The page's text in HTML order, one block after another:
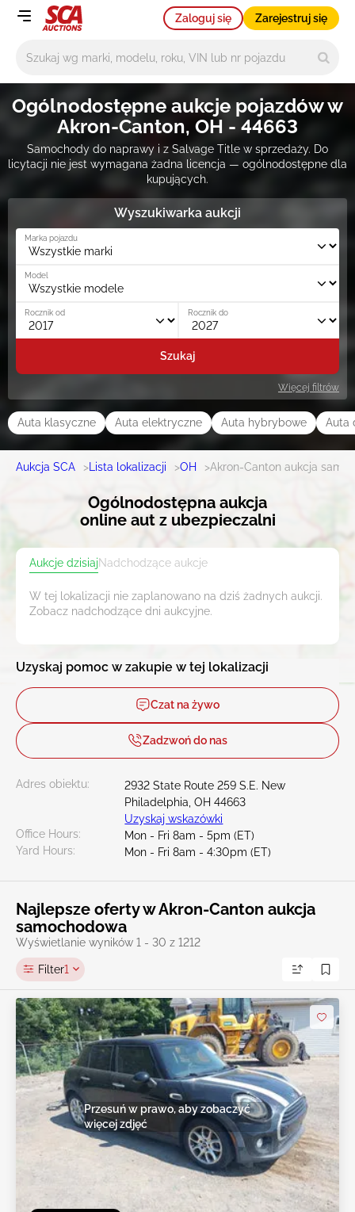
Zaloguj się Zarejestruj się
Ogólnodostępne aukcje pojazdów w
Akron-Canton, OH - 44663
Samochody do naprawy i z Salvage Title w sprzedaży. Do
licytacji nie jest wymagana żadna licencja — ogólnodostępne dla
kupujących.
Wyszukiwarka aukcji
Marka pojazdu
Model
Rocznik od Rocznik do
Szukaj
Więcej filtrów
Auta klasyczne Auta elektryczne Auta hybrybowe Auta
Aukcja SCA > Lista lokalizacji >OH >Akron-Canton aukcja
Ogólnodostępna aukcja
online aut z ubezpieczalni
Uzyskaj pomoc w zakupie w tej lokalizacji
Czat na żywo
Zadzwoń do nas
Adres obiektu:
2932 State Route 259 S.E. New
Philadelphia, OH 44663
Uzyskaj wskazówki
Office Hours:
Mon - Fri 8am - 5pm (ET)
Yard Hours:
Mon - Fri 8am - 4:30pm (ET)
Aukcje dzisiajNadchodzące aukcje
W tej lokalizacji nie zaplanowano na dziś żadnych aukcji.
Zobacz nadchodzące dni aukcyjne.
Najlepsze oferty w Akron-Canton aukcja
samochodowa
Wyświetlanie wyników 1 - 30 z 1212
Filter1
Przesuń w prawo, aby zobaczyć
więcej zdjęć